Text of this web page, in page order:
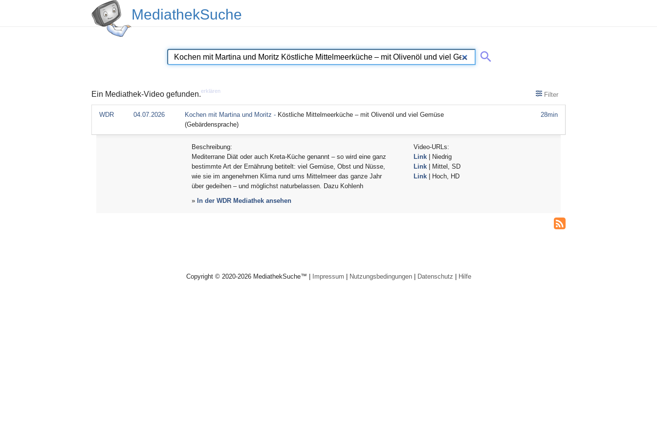
MediathekSuche
Ein Mediathek-Video gefunden.erklären Filter
28min
WDR 04.07.2026 Kochen mit Martina und Moritz - Köstliche Mittelmeerküche – mit Olivenöl und viel Gemüse
(Gebärdensprache)
Beschreibung:
Mediterrane Diät oder auch Kreta-Küche genannt – so wird eine ganz
bestimmte Art der Ernährung betitelt: viel Gemüse, Obst und Nüsse,
wie sie im angenehmen Klima rund ums Mittelmeer das ganze Jahr
über gedeihen – und möglichst naturbelassen. Dazu Kohlenh
» In der WDR Mediathek ansehen
Video-URLs:
Link| Niedrig
Link| Mittel, SD
Link| Hoch, HD
Copyright © 2020-2026 MediathekSuche™ | Impressum | Nutzungsbedingungen| Datenschutz | Hilfe